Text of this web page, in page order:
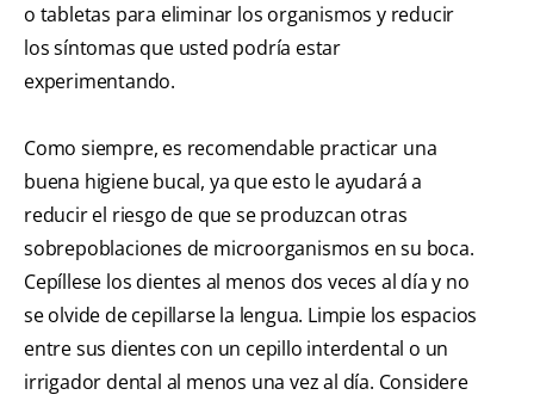
o tabletas para eliminar los organismos y reducir
los síntomas que usted podría estar
experimentando.
Como siempre, es recomendable practicar una
buena higiene bucal, ya que esto le ayudará a
reducir el riesgo de que se produzcan otras
sobrepoblaciones de microorganismos en su boca.
Cepíllese los dientes al menos dos veces al día y no
se olvide de cepillarse la lengua. Limpie los espacios
entre sus dientes con un cepillo interdental o un
irrigador dental al menos una vez al día. Considere